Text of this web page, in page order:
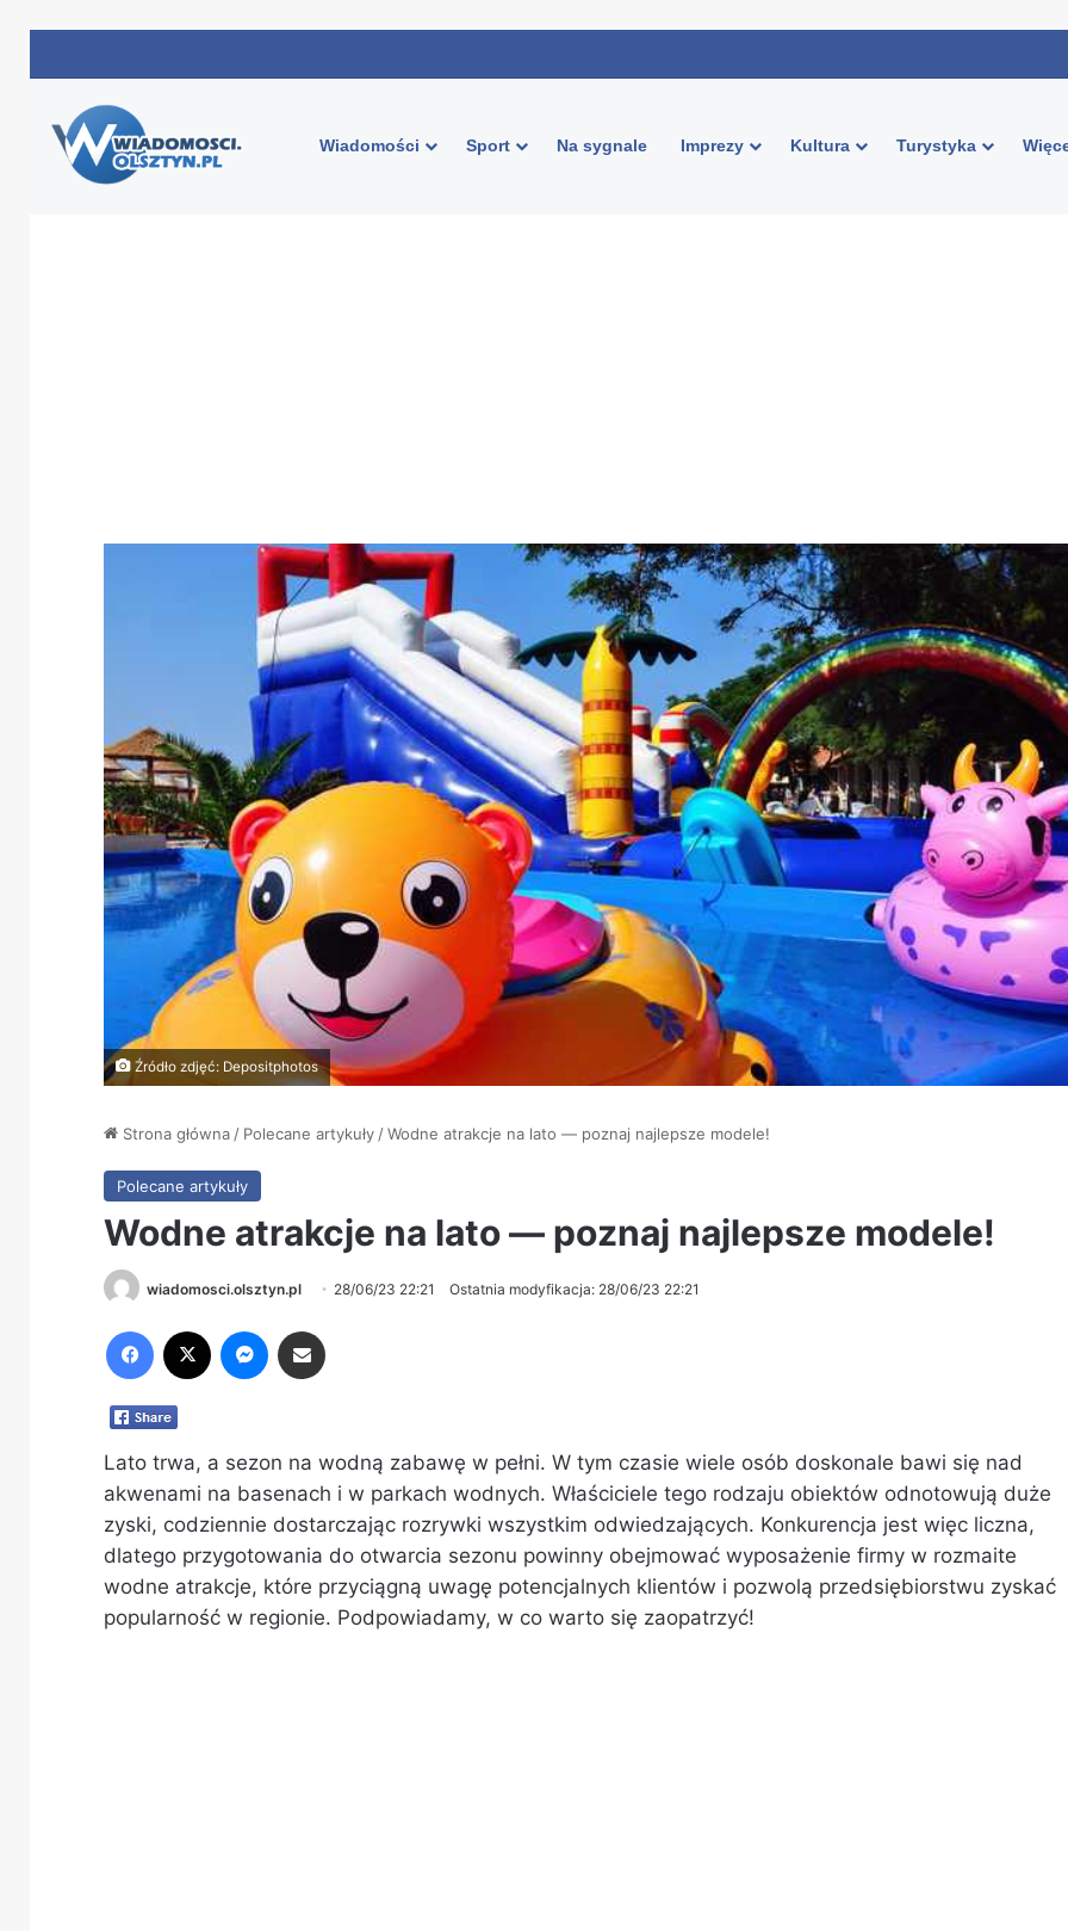
Wiadomości Sport Na sygnale Imprezy Kultura Turystyka
Źródło zdjęć: Depositphotos
Strona główna / Polecane artykuły /Wodne atrakcje na lato — poznaj najlepsze modele!
Polecane artykuły
Wodne atrakcje na lato — poznaj najlepsze modele!
wiadomosci.olsztyn.pl 28/06/23 22:21 Ostatnia modyfikacja: 28/06/23 22:21
Lato trwa, a sezon na wodną zabawę w pełni. W tym czasie wiele osób doskonale bawi się nad
akwenami na basenach i w parkach wodnych. Właściciele tego rodzaju obiektów odnotowują duże
zyski, codziennie dostarczając rozrywki wszystkim odwiedzających. Konkurencja jest więc liczna,
dlatego przygotowania do otwarcia sezonu powinny obejmować wyposażenie firmy w rozmaite
wodne atrakcje, które przyciągną uwagę potencjalnych klientów i pozwolą przedsiębiorstwu zyskać
popularność w regionie. Podpowiadamy, w co warto się zaopatrzyć!